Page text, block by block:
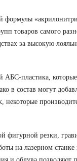
товаров самого
за высокую
АБС-пластика,
в состав могут
фигурной резки,
на лазерном станке